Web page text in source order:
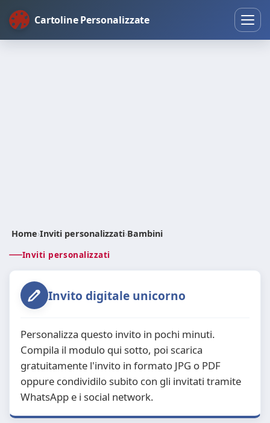
Cartoline Personalizzate
Home›Inviti personalizzati›Bambini
Inviti personalizzati
Invito digitale unicorno
Personalizza questo invito in pochi minuti.
Compila il modulo qui sotto, poi scarica
gratuitamente l'invito in formato JPG o PDF
oppure condividilo subito con gli invitati tramite
WhatsApp e i social network.